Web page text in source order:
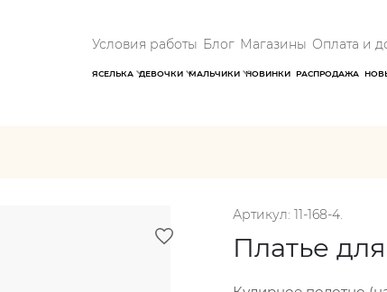
Условия работы Блог Магазины Оплата и
ЯСЕЛЬКА ДЕВОЧКИ МАЛЬЧИКИ НОВИНКИ РАСПРОДАЖА
Артикул: 11-168-4.
Платье